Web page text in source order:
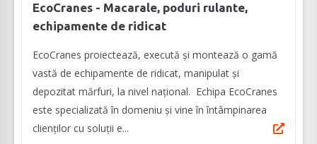
EcoCranes - Macarale, poduri rulante,
echipamente de ridicat
EcoCranes proiectează, execută și montează o gamă
vastă de echipamente de ridicat, manipulat și
depozitat mărfuri, la nivel naţional. Echipa EcoCranes
este specializată în domeniu și vine în întâmpinarea
clienților cu soluții e...